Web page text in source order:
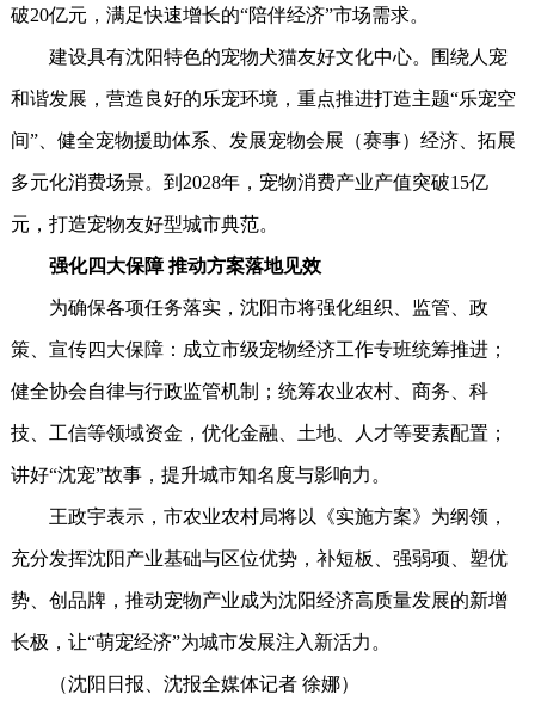
破20亿元，满足快速增长的“陪伴经济”市场需求。
建设具有沈阳特色的宠物犬猫友好文化中心。围绕人宠
和谐发展，营造良好的乐宠环境，重点推进打造主题“乐宠空
间”、健全宠物援助体系、发展宠物会展（赛事）经济、拓展
多元化消费场景。到2028年，宠物消费产业产值突破15亿
元，打造宠物友好型城市典范。
强化四大保障 推动方案落地见效
为确保各项任务落实，沈阳市将强化组织、监管、政
策、宣传四大保障：成立市级宠物经济工作专班统筹推进；
健全协会自律与行政监管机制；统筹农业农村、商务、科
技、工信等领域资金，优化金融、土地、人才等要素配置；
讲好“沈宠”故事，提升城市知名度与影响力。
王政宇表示，市农业农村局将以《实施方案》为纲领，
充分发挥沈阳产业基础与区位优势，补短板、强弱项、塑优
势、创品牌，推动宠物产业成为沈阳经济高质量发展的新增
长极，让“萌宠经济”为城市发展注入新活力。
（沈阳日报、沈报全媒体记者 徐娜）